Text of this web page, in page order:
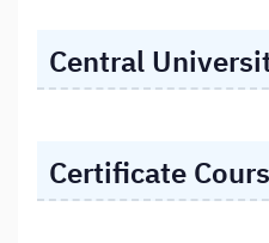
Central
Certificate